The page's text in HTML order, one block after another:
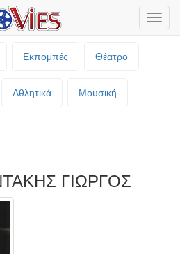
Εκπομπές Θέατρο
Αθλητικά Μουσική
ΓΙΩΡΓΟΣ